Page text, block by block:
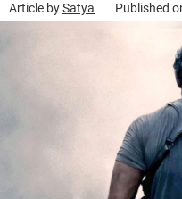
Article bySatya Published